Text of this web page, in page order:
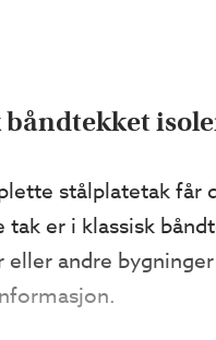
stålplatetak får
tak er i klassisk
eller andre